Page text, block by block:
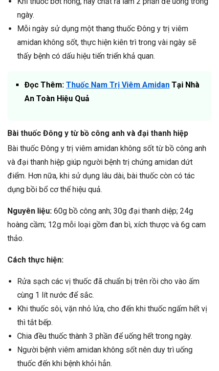
ngày.
Mỗi ngày sử dụng một thang thuốc Đông y trị viêm
amidan không sốt, thực hiện kiên trì trong vài ngày sẽ
thấy bệnh có dấu hiệu tiến triển khả quan.
Đọc Thêm: Thuốc Nam Trị Viêm Amidan Tại Nhà
An Toàn Hiệu Quả
Bài thuốc Đông y từ bồ công anh và đại thanh hiệp
Bài thuốc Đông y trị viêm amidan không sốt từ bồ công anh
và đại thanh hiệp giúp người bệnh trị chứng amidan dứt
điểm. Hơn nữa, khi sử dụng lâu dài, bài thuốc còn có tác
dụng bồi bổ cơ thể hiệu quả.
Nguyên liệu: 60g bồ công anh; 30g đại thanh diệp; 24g
hoàng cầm; 12g mỗi loại gồm đan bì, xích thược và 6g cam
thảo.
Cách thực hiện:
Rửa sạch các vị thuốc đã chuẩn bị trên rồi cho vào ấm
cùng 1 lít nước để sắc.
Khi thuốc sôi, vặn nhỏ lửa, cho đến khi thuốc ngấm hết vị
thì tắt bếp.
Chia đều thuốc thành 3 phần để uống hết trong ngày.
Người bệnh viêm amidan không sốt nên duy trì uống
thuốc đến khi bệnh khỏi hẳn.